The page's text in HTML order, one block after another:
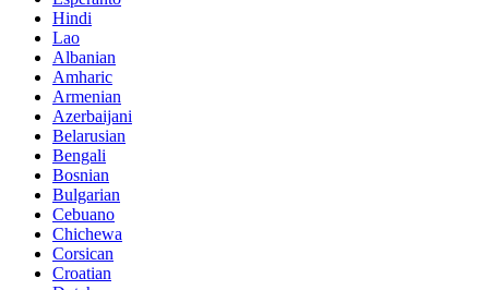
Hindi
Lao
Albanian
Amharic
Armenian
Azerbaijani
Belarusian
Bengali
Bosnian
Bulgarian
Cebuano
Chichewa
Corsican
Croatian